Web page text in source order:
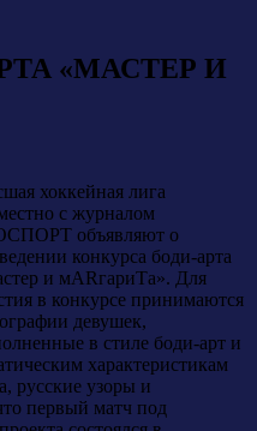
«МАСТЕР И
хоккейная лига
с журналом
объявляют о
конкурса боди-арта
и мARгариTа». Для
в конкурсе принимаются
девушек,
в стиле боди-арт и
характеристикам
русские узоры и
первый матч под